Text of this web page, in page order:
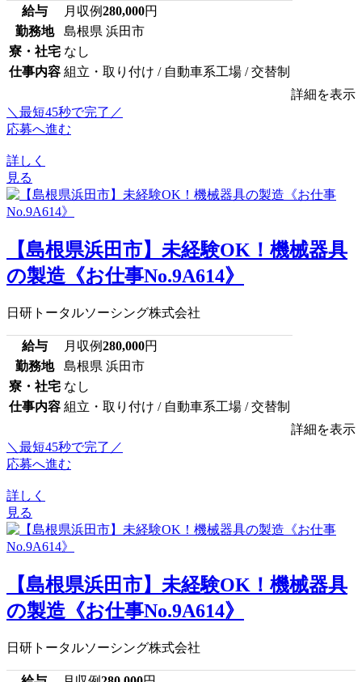
給与 月収例280,000円
勤務地
島根県 浜田市
寮・社宅 なし
仕事内容 組立・取り付け / 自動車系工場 / 交替制
詳細を表示
＼最短45秒で完了／
応募へ進む
詳しく
見る
【島根県浜田市】未経験OK！機械器具
の製造《お仕事No.9A614》
日研トータルソーシング株式会社
給与 月収例280,000円
勤務地
島根県 浜田市
寮・社宅 なし
仕事内容 組立・取り付け / 自動車系工場 / 交替制
詳細を表示
＼最短45秒で完了／
応募へ進む
詳しく
見る
【島根県浜田市】未経験OK！機械器具
の製造《お仕事No.9A614》
日研トータルソーシング株式会社